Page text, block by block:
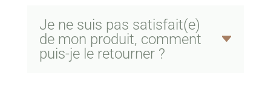
Je ne suis pas satisfait(e)
de mon produit, comment
puis-je le retourner ?